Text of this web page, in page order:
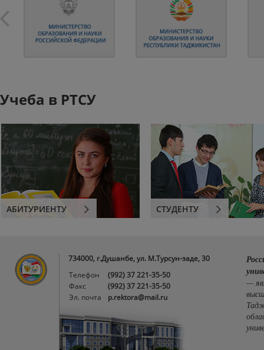
Учеба в РТСУ
АБИТУРИЕНТУ СТУДЕНТУ
734000, г.Душанбе, ул. М.Турсун-заде, 30
Телефон
(992) 37 221-35-50
Факс
(992) 37 221-35-50
Эл. почта
p.rektora@mail.ru
—